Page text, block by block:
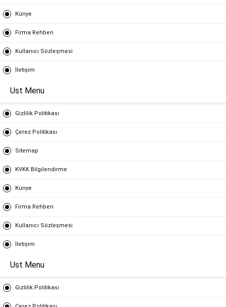
Künye
Firma Rehberi
Kullanıcı Sözleşmesi
İletişim
Ust Menu
Gizlilik Politikası
Çerez Politikası
Sitemap
KVKK Bilgilendirme
Künye
Firma Rehberi
Kullanıcı Sözleşmesi
İletişim
Ust Menu
Gizlilik Politikası